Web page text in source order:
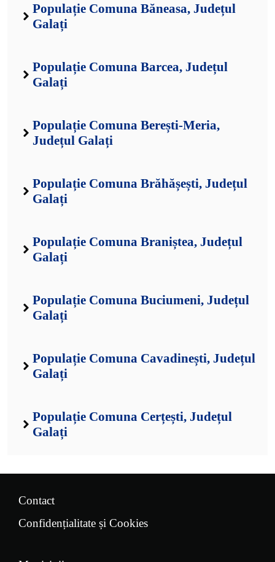
Populație Comuna Băneasa, Județul
Galați
Populație Comuna Barcea, Județul
Galați
Populație Comuna Berești-Meria,
Județul Galați
Populație Comuna Brăhășești, Județul
Galați
Populație Comuna Braniștea, Județul
Galați
Populație Comuna Buciumeni, Județul
Galați
Populație Comuna Cavadinești, Județul
Galați
Populație Comuna Cerțești, Județul
Galați
Contact
Confidențialitate și Cookies